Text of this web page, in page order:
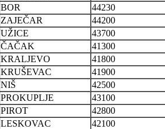
BOR 44230
ZAJEČAR 44200
UŽICE 43700
ČAČAK 41300
KRALJEVO 41800
KRUŠEVAC 41900
NIŠ 42500
PROKUPLJE 43100
PIROT 42800
LESKOVAC 42100